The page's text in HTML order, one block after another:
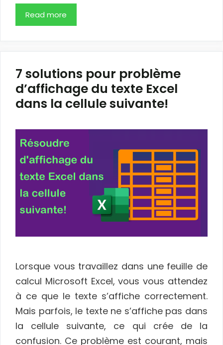
Read more
7 solutions pour problème
d’affichage du texte Excel
dans la cellule suivante!
Lorsque vous travaillez dans une feuille de
calcul Microsoft Excel, vous vous attendez
à ce que le texte s’affiche correctement.
Mais parfois, le texte ne s’affiche pas dans
la cellule suivante, ce qui crée de la
confusion. Ce problème est courant, mais